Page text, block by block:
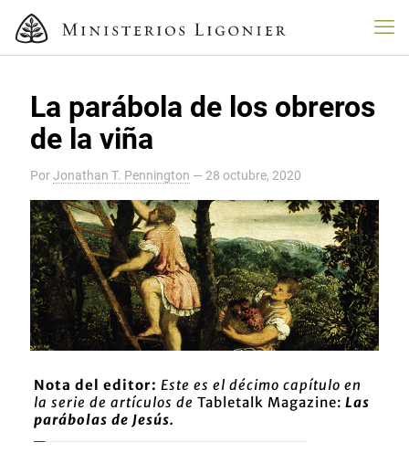
La parábola de los obreros
de la viña
PorJonathan T. Pennington — 28 octubre, 2020
Nota del editor: Este es el décimo capítulo en
la serie de artículos de Tabletalk Magazine: Las
parábolas de Jesús.